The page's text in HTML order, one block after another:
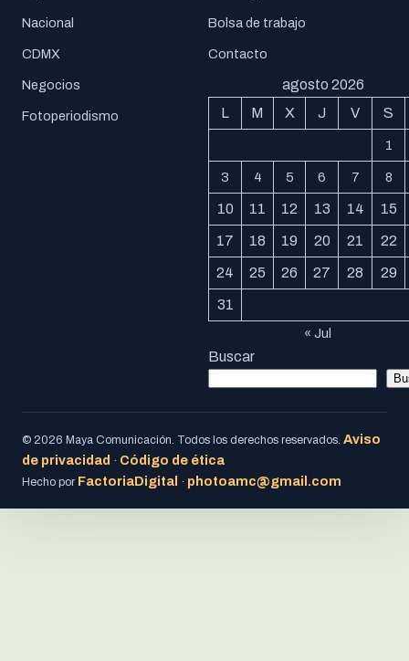
Nacional
CDMX
Negocios
Fotoperiodismo
Bolsa de trabajo
Contacto
agosto 2026
L
M X J V S
1
3 4 5 6 7 8
10 11 12 13 14 15
17 18 19 20 21 22
24 25 26 27 28 29
31
« Jul
Buscar
© 2026 Maya Comunicación. Todos los derechos reservados. Aviso
de privacidad · Código de ética
Hecho por FactoriaDigital · photoamc@gmail.com